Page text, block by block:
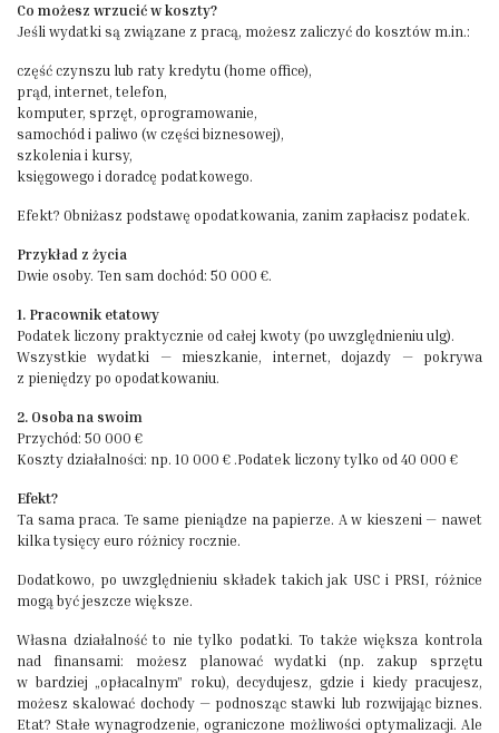
Co możesz wrzucić w koszty?
Jeśli wydatki są związane z pracą, możesz zaliczyć do kosztów m.in.:
część czynszu lub raty kredytu (home office),
prąd, internet, telefon,
komputer, sprzęt, oprogramowanie,
samochód i paliwo (w części biznesowej),
szkolenia i kursy,
księgowego i doradcę podatkowego.
Efekt? Obniżasz podstawę opodatkowania, zanim zapłacisz podatek.
Przykład z życia
Dwie osoby. Ten sam dochód: 50 000 €.
1. Pracownik etatowy
Podatek liczony praktycznie od całej kwoty (po uwzględnieniu ulg).
Wszystkie wydatki — mieszkanie, internet, dojazdy — pokrywa
z pieniędzy po opodatkowaniu.
2. Osoba na swoim
Przychód: 50 000 €
Koszty działalności: np. 10 000 € .Podatek liczony tylko od 40 000 €
Efekt?
Ta sama praca. Te same pieniądze na papierze. A w kieszeni — nawet
kilka tysięcy euro różnicy rocznie.
Dodatkowo, po uwzględnieniu składek takich jak USC i PRSI, różnice
mogą być jeszcze większe.
Własna działalność to nie tylko podatki. To także większa kontrola
nad finansami: możesz planować wydatki (np. zakup sprzętu
w bardziej „opłacalnym” roku), decydujesz, gdzie i kiedy pracujesz,
możesz skalować dochody — podnosząc stawki lub rozwijając biznes.
Etat? Stałe wynagrodzenie, ograniczone możliwości optymalizacji. Ale